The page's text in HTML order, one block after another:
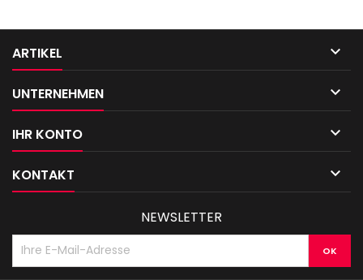
ARTIKEL 
UNTERNEHMEN 
IHR KONTO 
KONTAKT 
NEWSLETTER